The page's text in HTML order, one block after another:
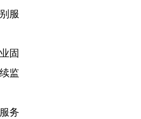
服
固
监
务